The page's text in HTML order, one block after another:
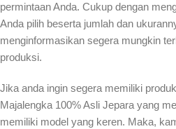
permintaan Anda. Cukup dengan
Anda pilih beserta jumlah dan
menginformasikan segera mungkin
produksi.
Jika anda ingin segera memiliki
Majalengka 100% Asli Jepara yang
memiliki model yang keren. Maka,